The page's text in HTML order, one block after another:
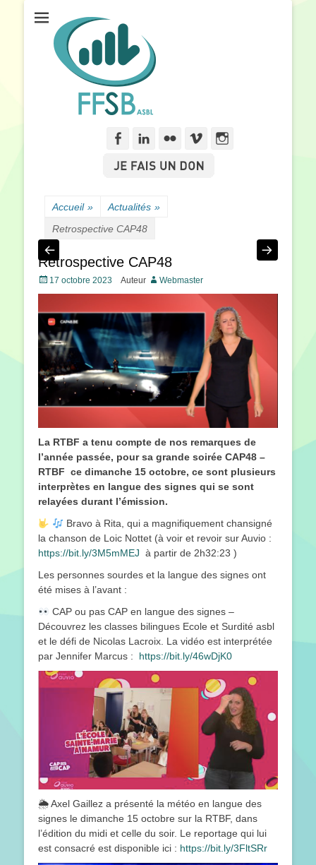
Fédération Francophone des Sourds de Belgique
FacebookLinkedln
Flickr Vimeo
Accueil » Actualités »
Retrospective CAP48
Retrospective CAP48
Posté
le
17 octobre 2023 Auteur Webmaster
La RTBF a tenu compte de nos remarques de
l’année passée, pour sa grande soirée CAP48 –
RTBF ce dimanche 15 octobre, ce sont plusieurs
interprètes en langue des signes qui se sont
relayées durant l’émission.
Bravo à Rita, qui a magnifiquement chansigné
la chanson de Loic Nottet (à voir et revoir sur Auvio :
https://bit.ly/3M5mMEJ à partir de 2h32:23 )
Les personnes sourdes et la langue des signes ont
été mises à l’avant :
CAP ou pas CAP en langue des signes –
Découvrez les classes bilingues Ecole et Surdité asbl
et le défi de Nicolas Lacroix. La vidéo est interprétée
par Jennifer Marcus :
https://bit.ly/46wDjK0
🌦Axel Gaillez a présenté la météo en langue des
signes le dimanche 15 octobre sur la RTBF, dans
l’édition du midi et celle du soir. Le reportage qui lui
est consacré est disponible ici : https://bit.ly/3FltSRr